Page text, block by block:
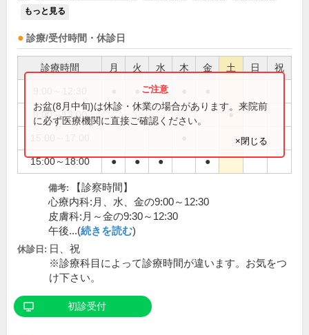
もっと見る
診療/受付時間・休診日
診療時間 月 火 水 木 金 土 日 祝
●
9:00～13:00 ●
15:00～18:00 ● ● ● ●
お盆(8月中旬)は休診・休業の場合があります。来院前
に必ず医療機関に直接ご確認ください。
×閉じる
備考:
【診察時間】
心療内科:月、水、金の9:00～12:30
皮膚科:月～金の9:30～12:30
午後...(続きを読む)
休診日: 日、祝
※診療科目によって診療時間が違います。お気をつ
け下さい。
初診受付